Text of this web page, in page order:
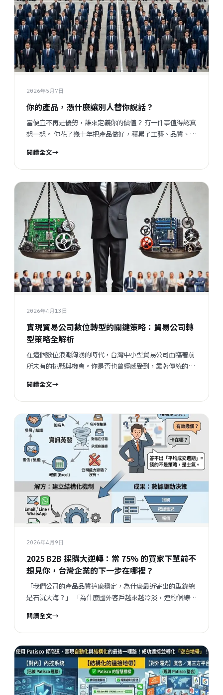
元，年增 34.9%。 如果只看 headline，很多人會覺得：
「台灣出口不是很好嗎？」但真正值得注意的，不只是總
額，而是：到底是誰在成長？ 2021 年時：電子零組件 + 資
通與視聽產品，占台灣總出口約 52.2%。 到了 2024 年：這
個比例已經提高到 65.2%。 而到了 2025 年：這兩大類產品
合計已經占到台灣總出口的 74%。 也就是說，今天台灣每
出口 10 塊錢的產品，超過 7 塊來自電子與資通訊相關產
業。這代表台灣出口不是全面繁榮，而是高度集中。...
2026年5月7日
你的產品，憑什麼讓別人替你說話？
當便宜不再是優勢，誰來定義你的價值？ 有一件事值得認真
想一想。 你花了幾十年把產品做好，積累了工藝、品質、交
的know-how。但當你的產品出現在第三方平台上，買家看
到的是什麼？ 一列價格。幾張圖。旁邊還有十幾個競爭對手
的報價。 第三方平台給你的，和它沒告訴你的 說清楚一點
——第三方平台有它真實的價值。它降低了你被找到的門
檻，省去了自建網路基礎設施的成本，提供了制度化的操作
流程。這些不是廢話，是真的。 但它沒告訴你的，是另一件
事： 那些數據，不在你手上。 買家從哪裡來？他瀏覽了什
麼？他比較了誰？他在你這頁停留多久？他最後沒有下單，
是因為你的MOQ太高，還是你的交期比旁邊那家長三天？
你不知道。平台知道，但那是平台的資產，不是你的。 你每
一次在平台上的成交，產生的數據貢獻給了平台的演算法，
而你的下一次報價，仍然要憑感覺。 比價，是平台天然設計
出來的結果 有一個殘酷的現實要說清楚：只要你和競爭對手
並列在同一個介面上，你就已經進入了比價的語境。 這不是
入來自流量，流量來自買家的持續造...
閱讀全文→
2026年4月13日
實現貿易公司數位轉型的關鍵策略：貿易公司轉
型策略全解析
在這個數位浪潮洶湧的時代，台灣中小型貿易公司面臨著前
所未有的挑戰與機會。你是否也曾經感受到，靠著傳統的
常常搞不清楚，甚至資深員工一走，整個客戶關係和經驗就
像被帶走一樣？這些問題不解決，企業怎麼能在激烈的國際
市場中站穩腳步？ 今天，我們就來聊聊 貿易公司數位轉型
的關鍵策略，幫助你從「等訂單」變成「測市場」，從「靠
經驗」變成「用數據」，更重要的是，讓能力不再只在個
人，而是在整個企業裡扎根。 貿易公司轉型策略：從痛點出
發，找到突破口 轉型聽起來很大、很複雜，但其實，最重要
的是先從你最痛的地方開始著手。像是： 客戶集中風險高
：最大客戶占營收超過40%，一旦客戶流失，整個營收就會
大受影響。 流程散落 ：訂單資料分散在Excel、Email、
LINE，導致溝通不順、錯誤頻出。 知識流失嚴重 ：資深員
工離職，帶走了大量客戶關係和經驗，企業無法有效傳承。
缺乏市場節奏感 ：想開發新市場卻不知從何下手，報價常被
壓價，產品好卻賣不出去。 這些問題，都是數位轉型可以幫
企業的數位能力...
閱讀全文→
2026年4月9日
2025 B2B 採購大逆轉：當 75% 的買家下單前不
想見你，台灣企業的下一步在哪裡？
「我們公司的產品品質這麼穩定，為什麼最近寄出的型錄總
是石沉大海？」 「為什麼國外客戶越來越冷淡，連約個線上
主管都有一個共同的焦慮：開發新客戶變得越來越難，舊客
戶的溝通也變得越來越不順暢。我們習慣了在展場上換名
片，習慣了用 Email 寄送精美的 PDF 報價單，習慣了用
LINE 或 WhatsApp 來回喬價格與交期。我們總以為，B2B
交易的本質就是「見面三分情」與「人脈經營」。 但殘酷的
現實是：不是你的產品變差了，也不是你的業務不夠努力，
而是「買家的習慣已經徹底改了」。 隨著千禧世代
閱讀全文→